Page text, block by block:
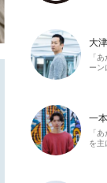
大
「
ー
一
「
を